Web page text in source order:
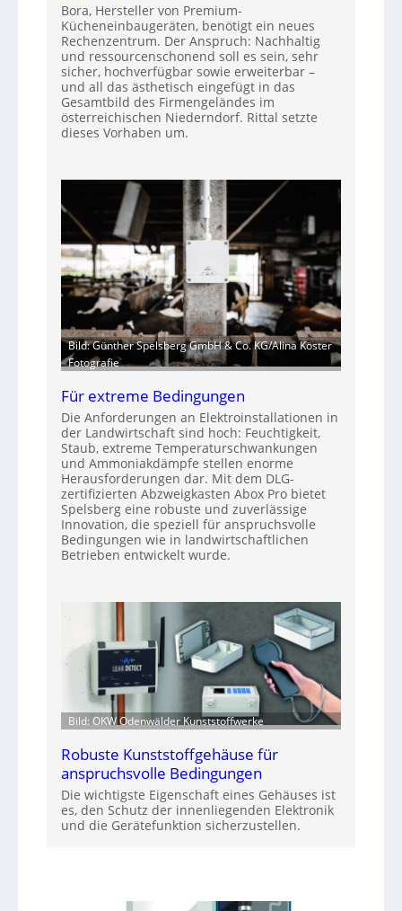
Bora, Hersteller von Premium-
Kücheneinbaugeräten, benötigt ein neues
Rechenzentrum. Der Anspruch: Nachhaltig
und ressourcenschonend soll es sein, sehr
sicher, hochverfügbar sowie erweiterbar –
und all das ästhetisch eingefügt in das
Gesamtbild des Firmengeländes im
österreichischen Niederndorf. Rittal setzte
dieses Vorhaben um.
Bild: Günther Spelsberg GmbH & Co. KG/Alina Köster
Fotografie
Für extreme Bedingungen
Die Anforderungen an Elektroinstallationen in
der Landwirtschaft sind hoch: Feuchtigkeit,
Staub, extreme Temperaturschwankungen
und Ammoniakdämpfe stellen enorme
Herausforderungen dar. Mit dem DLG-
zertifizierten Abzweigkasten Abox Pro bietet
Spelsberg eine robuste und zuverlässige
Innovation, die speziell für anspruchsvolle
Bedingungen wie in landwirtschaftlichen
Betrieben entwickelt wurde.
Bild: OKW Odenwälder Kunststoffwerke
Robuste Kunststoffgehäuse für
anspruchsvolle Bedingungen
Die wichtigste Eigenschaft eines Gehäuses ist
es, den Schutz der innenliegenden Elektronik
und die Gerätefunktion sicherzustellen.